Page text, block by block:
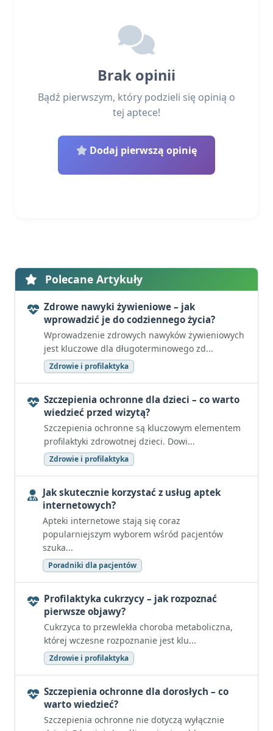
Brak opinii
Bądź pierwszym, który podzieli się opinią o
tej aptece!
Dodaj pierwszą opinię
Polecane Artykuły
Zdrowe nawyki żywieniowe – jak
wprowadzić je do codziennego życia?
Wprowadzenie zdrowych nawyków żywieniowych
jest kluczowe dla długoterminowego zd...
Zdrowie i profilaktyka
Szczepienia ochronne dla dzieci – co warto
wiedzieć przed wizytą?
Szczepienia ochronne są kluczowym elementem
profilaktyki zdrowotnej dzieci. Dowi...
Zdrowie i profilaktyka
Jak skutecznie korzystać z usług aptek
internetowych?
Apteki internetowe stają się coraz
popularniejszym wyborem wśród pacjentów
szuka...
Poradniki dla pacjentów
Profilaktyka cukrzycy – jak rozpoznać
pierwsze objawy?
Cukrzyca to przewlekła choroba metaboliczna,
której wczesne rozpoznanie jest klu...
Zdrowie i profilaktyka
Szczepienia ochronne dla dorosłych – co
warto wiedzieć?
Szczepienia ochronne nie dotyczą wyłącznie